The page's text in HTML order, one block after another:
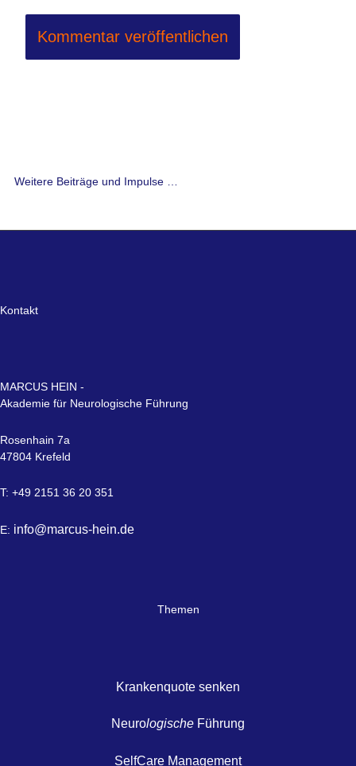
Weitere Beiträge und Impulse …
Kontakt
MARCUS HEIN -
Akademie für Neurologische Führung
Rosenhain 7a
47804 Krefeld
T: +49 2151 36 20 351
E: info@marcus-hein.de
Themen
Krankenquote senken
Neurologische Führung
SelfCare Management